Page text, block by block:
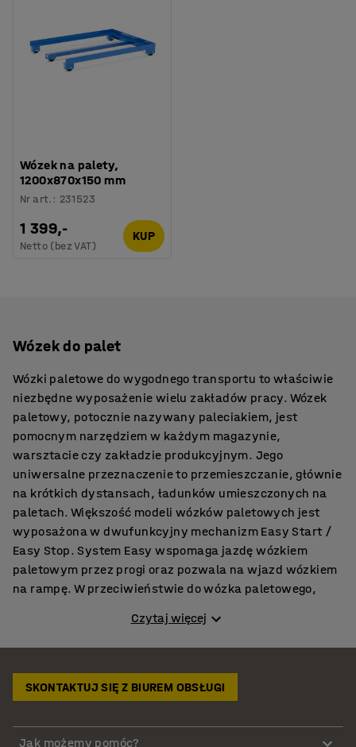
Wózek na palety,
1200x870x150 mm
Nr art. : 231523
1 399,-
Netto (bez VAT)
KUP
Wózek do palet
Wózki paletowe do wygodnego transportu to właściwie
niezbędne wyposażenie wielu zakładów pracy. Wózek
paletowy, potocznie nazywany paleciakiem, jest
pomocnym narzędziem w każdym magazynie,
warsztacie czy zakładzie produkcyjnym. Jego
uniwersalne przeznaczenie to przemieszczanie, głównie
na krótkich dystansach, ładunków umieszczonych na
paletach. Większość modeli wózków paletowych jest
wyposażona w dwufunkcyjny mechanizm Easy Start /
Easy Stop. System Easy wspomaga jazdę wózkiem
paletowym przez progi oraz pozwala na wjazd wózkiem
na rampę. W przeciwieństwie do wózka paletowego,
ją było przenosić, wózek - stół na palety jest
przeznaczony nie tylko do transportu, ale także może
wysokości, która zapobiega częstemu schylaniu się
pracownika. Idealnie nadaje się do pracy przy
materiały muszą być przenoszone na palecie. Wózek
Czytaj więcej
SKONTAKTUJ SIĘ Z BIUREM OBSŁUGI
Jak możemy pomóc?